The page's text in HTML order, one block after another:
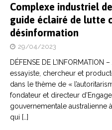
Complexe industriel
guide éclairé de lutte
désinformation
29/04/2023
DÉFENSE DE
essayiste, chercheur et
dans le thème de «
fondateur et directeur
gouvernementale australienne
qui […]